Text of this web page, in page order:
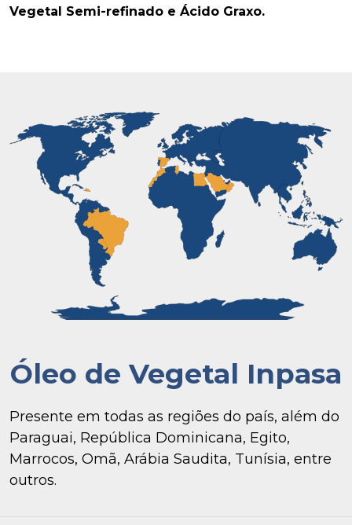
Vegetal Semi-refinado e Ácido Graxo.
Óleo de Vegetal Inpasa
Presente em todas as regiões do país, além do
Paraguai, República Dominicana, Egito,
Marrocos, Omã, Arábia Saudita, Tunísia, entre
outros.